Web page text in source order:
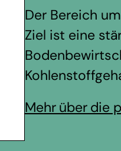
Der Bereich
Ziel ist eine
Mehr über die